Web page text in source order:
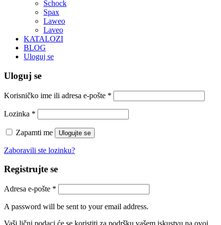
Schock
Spax
Laweo
Laveo
KATALOZI
BLOG
Uloguj se
Uloguj se
Korisničko ime ili adresa e-pošte *
Lozinka *
Zapamti me Ulogujte se
Zaboravili ste lozinku?
Registrujte se
Adresa e-pošte *
A password will be sent to your email address.